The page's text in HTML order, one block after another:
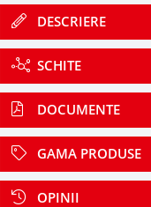
DESCRIERE
SCHITE
DOCUMENTE
GAMA PRODUSE
OPINII